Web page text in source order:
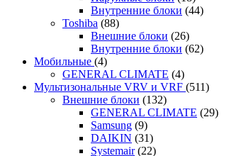
Внутренние блоки (44)
Toshiba (88)
Внешние блоки (26)
Внутренние блоки (62)
Мобильные (4)
GENERAL CLIMATE (4)
Мультизональные VRV и VRF (511)
Внешние блоки (132)
GENERAL CLIMATE (29)
Samsung (9)
DAIKIN (31)
Systemair (22)